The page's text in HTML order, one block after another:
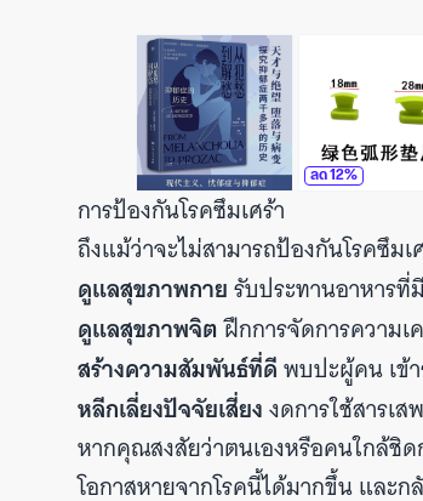
ลด12%
การป้องกันโรคซึมเศร้า
ถึงแม้ว่าจะไม่สามารถป้องกันโรคซึม
ดูแลสุขภาพกายรับประทานอาหาร
ดูแลสุขภาพจิตฝึกการจัดการความเ
สร้างความสัมพันธ์ที่ดีพบปะผู้คน เข้
หลีกเลี่ยงปัจจัยเสี่ยงงดการใช้สารเ
หากคุณสงสัยว่าตนเองหรือคนใกล้ชิด
โอกาสหายจากโรคนี้ได้มากขึ้น และ